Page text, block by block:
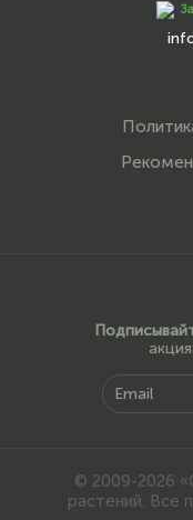
© 2009-2026
растений. Все